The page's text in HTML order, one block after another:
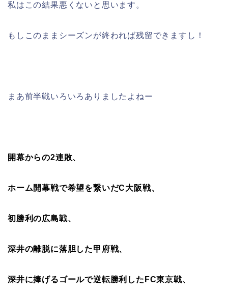
私はこの結果悪くないと思います。
もしこのままシーズンが終われば残留できますし！
まあ前半戦いろいろありましたよねー
開幕からの2連敗、
ホーム開幕戦で希望を繋いだC大阪戦、
初勝利の広島戦、
深井の離脱に落胆した甲府戦、
深井に捧げるゴールで逆転勝利したFC東京戦、